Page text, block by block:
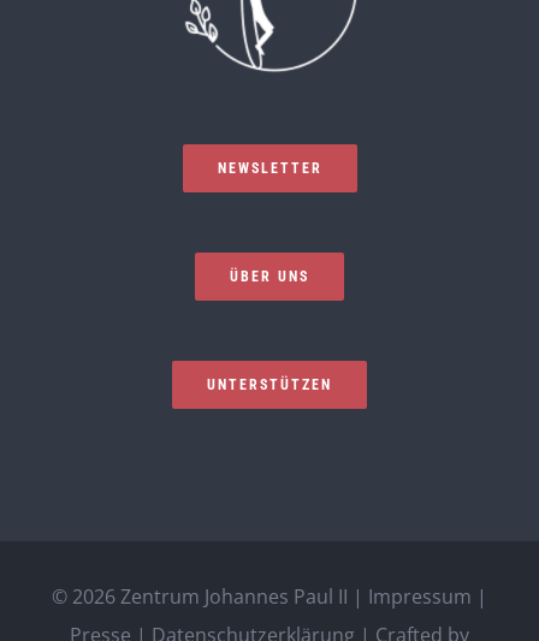
NEWSLETTER
ÜBER UNS
UNTERSTÜTZEN
© 2026 Zentrum Johannes Paul II | Impressum |
Presse | Datenschutzerklärung | Crafted by